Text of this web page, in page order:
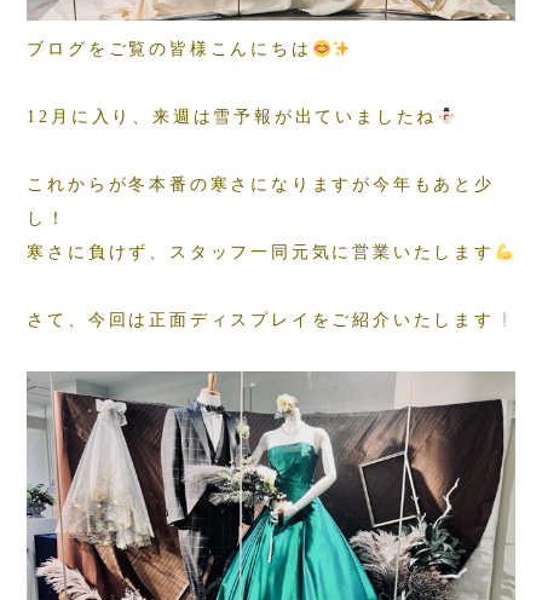
ブログをご覧の皆様こんにちは
12月に入り、来週は雪予報が出ていましたね
これからが冬本番の寒さになりますが今年もあと少
し！
寒さに負けず、スタッフ一同元気に営業いたします
さて、今回は正面ディスプレイをご紹介いたします